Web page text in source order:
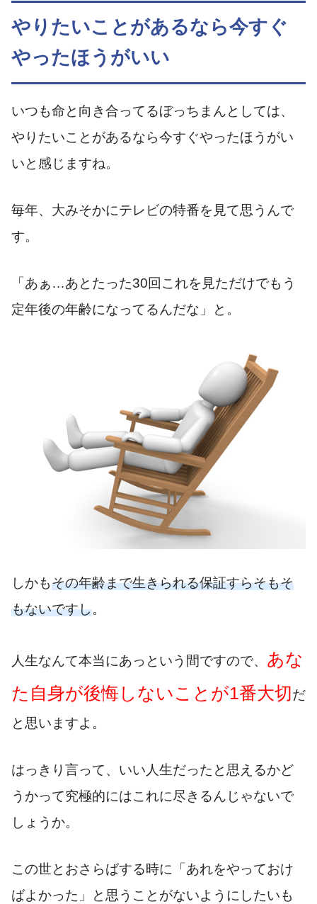
やりたいことがあるなら今すぐ
やったほうがいい
いつも命と向き合ってるぼっちまんとしては、
やりたいことがあるなら今すぐやったほうがい
いと感じますね。
毎年、大みそかにテレビの特番を見て思うんで
す。
「あぁ…あとたった30回これを見ただけでもう
定年後の年齢になってるんだな」と。
しかもその年齢まで生きられる保証すらそもそ
もないですし。
人生なんて本当にあっという間ですので、 あな
た自身が後悔しないことが1番大切だ
と思いますよ。
はっきり言って、いい人生だったと思えるかど
うかって究極的にはこれに尽きるんじゃないで
しょうか。
この世とおさらばする時に「あれをやっておけ
ばよかった」と思うことがないようにしたいも